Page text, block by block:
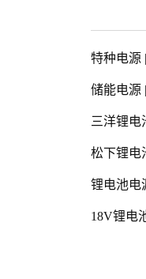
特种电源 |
储能电源 |
三洋锂电
松下锂电
锂电池电
18V锂电